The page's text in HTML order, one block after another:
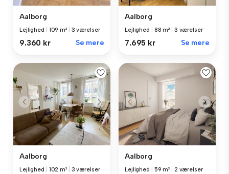
Aalborg
Lejlighed 109 m² 3 værelser
9.360 kr Se mere
Aalborg
Lejlighed 88 m² 3 værelser
7.695 kr Se mere
Aalborg
Lejlighed 102 m² 3 værelser
Aalborg
Lejlighed 59 m² 2 værelser